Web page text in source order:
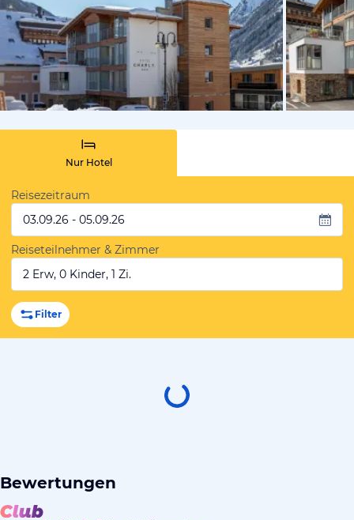
vom
Nur Hotel
Reisezeitraum
03.09.26 - 05.09.26
Reiseteilnehmer & Zimmer
2 Erw, 0 Kinder, 1 Zi.
Filter
Bewertungen